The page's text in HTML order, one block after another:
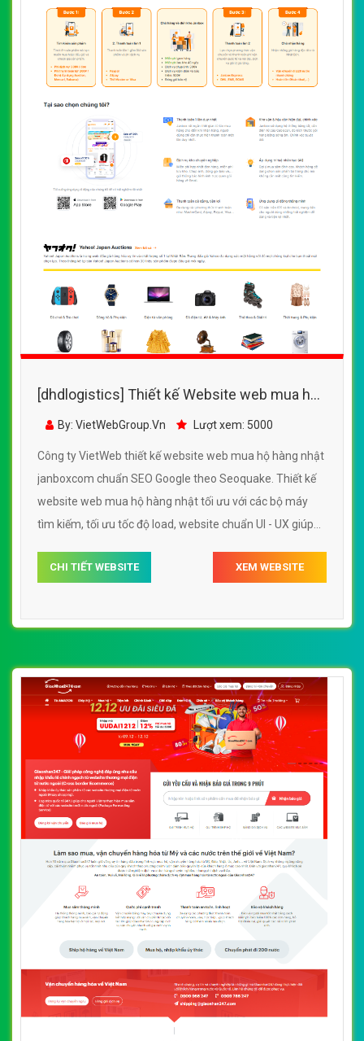
[dhdlogistics] Thiết kế Website web mua hộ
hàng nhật - janboxcom
By: VietWebGroup.Vn Lượt xem: 5000
Công ty VietWeb thiết kế website web mua hộ hàng nhật
janboxcom chuẩn SEO Google theo Seoquake. Thiết kế
website web mua hộ hàng nhật tối ưu với các bộ máy
tìm kiếm, tối ưu tốc độ load, website chuẩn UI - UX giúp
hàng nhật janboxcom
CHI TIẾT WEBSITE XEM WEBSITE